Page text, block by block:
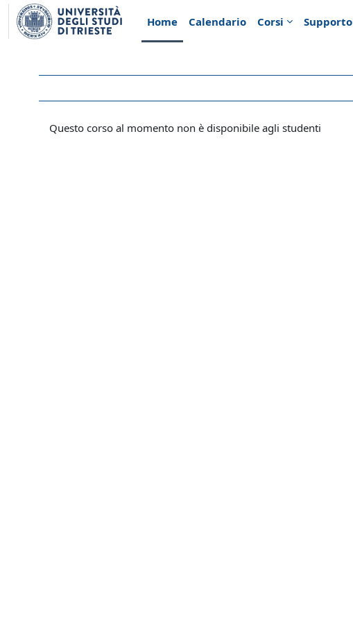
Vai al contenuto principale
Home
Calendario Corsi Supporto
Questo corso al momento non è disponibile agli studenti